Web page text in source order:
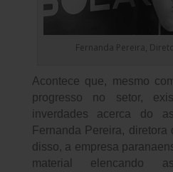
Fernanda Pereira,
Acontece que, mesmo
progresso no setor,
inverdades acerca do
Fernanda Pereira,
disso, a empresa
material elencando